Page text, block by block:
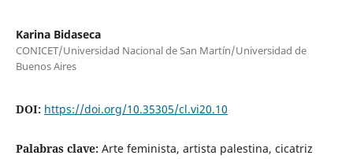
Karina Bidaseca
CONICET/Universidad Nacional de San Martín/Universidad de
Buenos Aires
DOI: https://doi.org/10.35305/cl.vi20.10
Palabras clave: Arte feminista, artista palestina, cicatriz